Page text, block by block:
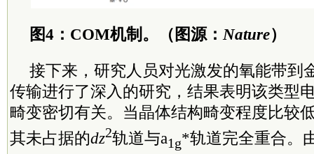
图4：COM机制。（图源： Nature）
接下来，研究人员对光激发的氧能带到
传输进行了深入的研究，结果表明该类型
畸变密切有关。当晶体结构畸变程度比较
其未占据的dz2轨道与a1g*轨道完全重合。